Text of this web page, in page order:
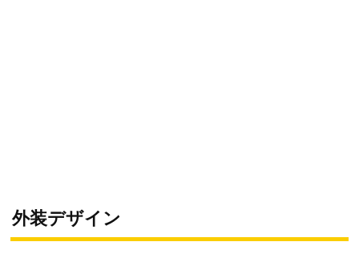
外装デザイン